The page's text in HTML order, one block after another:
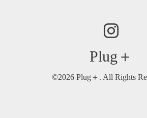
Plug＋
©2026 Plug＋ . All Rights